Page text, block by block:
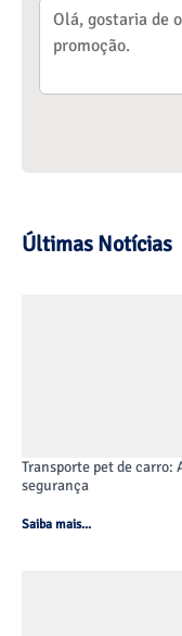
Últimas Notícias
Transporte pet de carro:
segurança
Saiba mais...